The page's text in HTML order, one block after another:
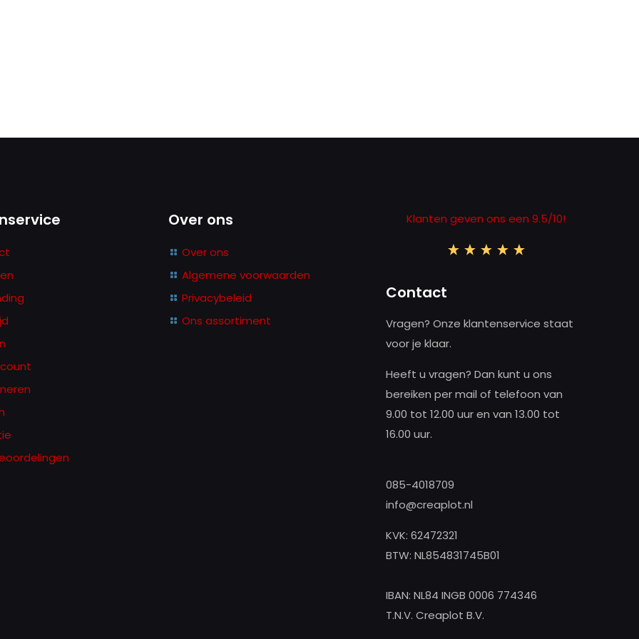
Over ons
Over ons
Algemene voorwaarden
Privacybeleid
Ons assortiment
Klanten geven ons een 9.5/10!
Contact
Vragen? Onze klantenservice staat
voor je klaar.
Heeft u vragen? Dan kunt u ons
bereiken per mail of telefoon van
9.00 tot 12.00 uur en van 13.00 tot
16.00 uur.
085-4018709
info@creaplot.nl
KVK: 62472321
BTW: NL854831745B01
IBAN: NL84 INGB 0006 774346
T.N.V. Creaplot B.V.